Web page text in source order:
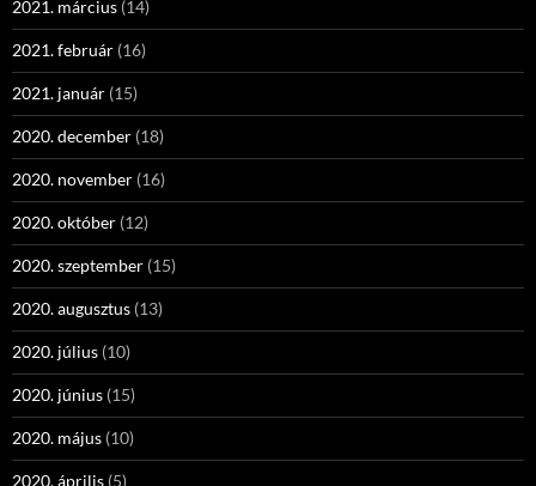
2021. március (14)
2021. február (16)
2021. január (15)
2020. december (18)
2020. november (16)
2020. október (12)
2020. szeptember (15)
2020. augusztus (13)
2020. július (10)
2020. június (15)
2020. május (10)
2020. április (5)